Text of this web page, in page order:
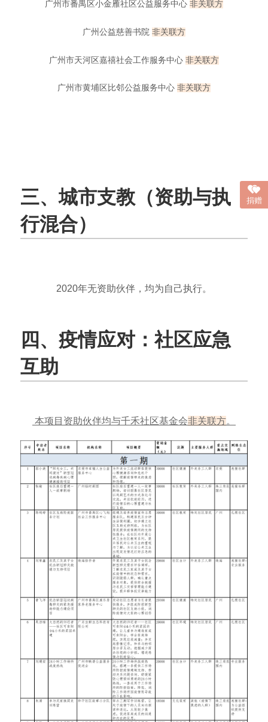
广州市番禺区小金雁社区公益服务中心 非关联方
广州公益慈善书院 非关联方
广州市天河区嘉禧社会工作服务中心 非关联方
广州市黄埔区比邻公益服务中心 非关联方
三、城市支教（资助与执
行混合）
2020年无资助伙伴，均为自己执行。
四、疫情应对：社区应急
互助
本项目资助伙伴均与千禾社区基金会非关联方。
捐赠